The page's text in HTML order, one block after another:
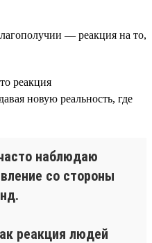
— реакция на то,
реакция
новую реальность, где
наблюдаю
со стороны
реакция людей